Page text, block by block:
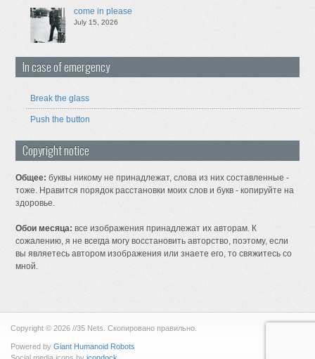
come in please
July 15, 2026
In case of emergency
Break the glass
Push the button
Copyright notice
Общее: буквы никому не принадлежат, слова из них составленные -
тоже. Нравится порядок расстановки моих слов и букв - копируйте на
здоровье.
Обои месяца: все изображения принадлежат их авторам. К
сожалению, я не всегда могу восстановить авторство, поэтому, если
вы являетесь автором изображения или знаете его, то свяжитесь со
мной.
Copyright © 2026 //35 Nets. Скопировано правильно.
Powered by Giant Humanoid Robots